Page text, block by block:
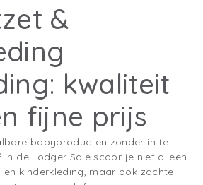
&
kwaliteit
fijne prijs
babyproducten zonder in te
In de Lodger Sale scoor je niet alleen
kinderkleding, maar ook zachte